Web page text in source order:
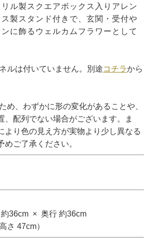
ル製スクエアボックス入り アレン
製スタンド付きで、玄関・受付や
に飾るウェルカムフラワーとして
ルは付いていません。別途コチラから
め、わずかに形の変化があることや、
、配列でない場合がございます。ま
より色の見え方が実物より少し異なる
ご了承ください。
36cm × 奥行 約36cm
さ 47cm）